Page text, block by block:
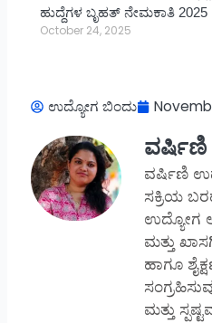
ಹುದ್ದೆಗಳ ಬೃಹತ್ ನೇಮಕಾತಿ 2025
October 24, 2025
ಉದ್ಯೋಗ ಬಿಂದು
ವರ್ಷಿಣಿ
ವರ್ಷಿಣಿ
ಸಕ್ರಿಯ
ಉದ್ಯೋಗ
ಮತ್ತು
ಹಾಗೂ
ಮತ್ತು